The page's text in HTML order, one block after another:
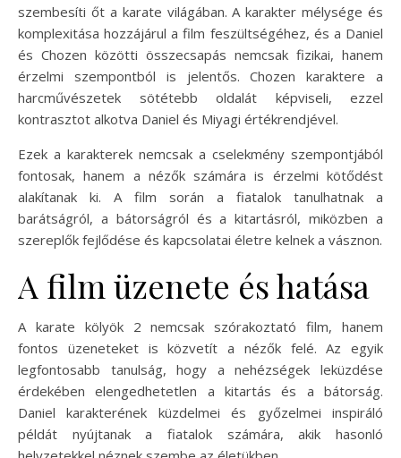
szembesíti őt a karate világában. A karakter mélysége és
komplexitása hozzájárul a film feszültségéhez, és a Daniel
és Chozen közötti összecsapás nemcsak fizikai, hanem
érzelmi szempontból is jelentős. Chozen karaktere a
harcművészetek sötétebb oldalát képviseli, ezzel
kontrasztot alkotva Daniel és Miyagi értékrendjével.
Ezek a karakterek nemcsak a cselekmény szempontjából
fontosak, hanem a nézők számára is érzelmi kötődést
alakítanak ki. A film során a fiatalok tanulhatnak a
barátságról, a bátorságról és a kitartásról, miközben a
szereplők fejlődése és kapcsolatai életre kelnek a vásznon.
A film üzenete és hatása
A karate kölyök 2 nemcsak szórakoztató film, hanem
fontos üzeneteket is közvetít a nézők felé. Az egyik
legfontosabb tanulság, hogy a nehézségek leküzdése
érdekében elengedhetetlen a kitartás és a bátorság.
Daniel karakterének küzdelmei és győzelmei inspiráló
példát nyújtanak a fiatalok számára, akik hasonló